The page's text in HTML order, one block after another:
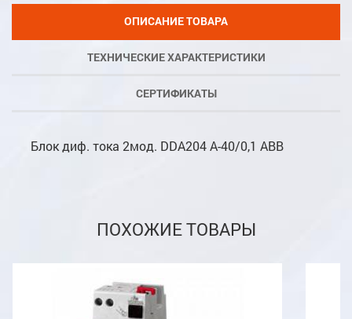
ОПИСАНИЕ ТОВАРА
ТЕХНИЧЕСКИЕ ХАРАКТЕРИСТИКИ
СЕРТИФИКАТЫ
Блок диф. тока 2мод. DDA204 A-40/0,1 ABB
ПОХОЖИЕ ТОВАРЫ